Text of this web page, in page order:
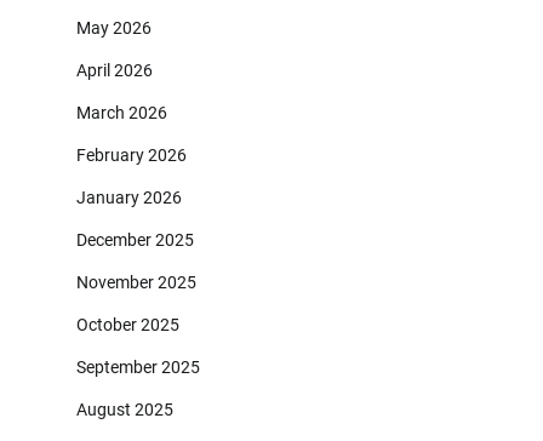
May 2026
April 2026
March 2026
February 2026
January 2026
December 2025
November 2025
October 2025
September 2025
August 2025